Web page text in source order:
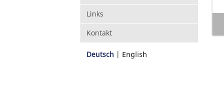
Links
Kontakt
Deutsch English